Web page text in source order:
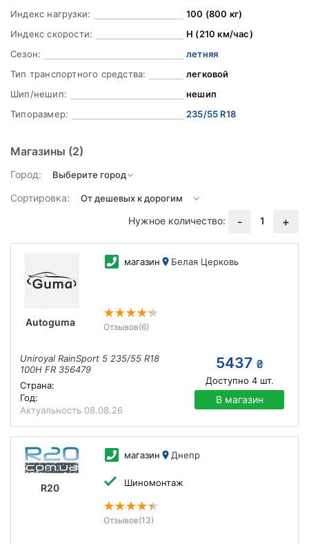
Индекс нагрузки:
100 (800 кг)
Индекс скорости:
H (210 км/час)
Сезон:
летняя
Тип транспортного средства:
легковой
Шип/нешип:
нешип
Типоразмер:
235/55 R18
Магазины (2)
Город:
Сортировка:
Нужное количество:
- 1 +
Autoguma
магазин Белая Церковь
Отзывов(6)
Uniroyal RainSport 5 235/55 R18
100H FR 356479
Страна:
Год:
Актуальность 08.08.26
5437 ₴
Доступно 4шт.
В магазин
R20
магазин Днепр
Шиномонтаж
Отзывов(13)